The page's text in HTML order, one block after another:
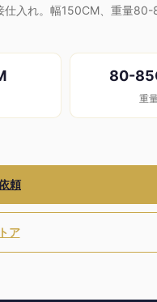
入れ。幅150CM、重量80-
80-
重
頼
ア